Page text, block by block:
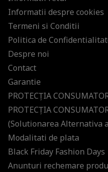
Informatii despre cookies
Termeni si Conditii
Politica de
Despre noi
Contact
Garantie
PROTECŢIA
PROTECŢIA
(Solutionarea Alternativa
Modalitati de plata
Black Friday Fashion Days
Anunturi rechemare